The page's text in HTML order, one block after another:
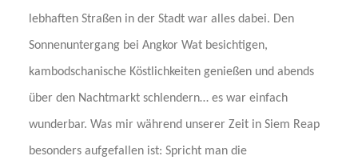
lebhaften Straßen in der Stadt war alles dabei. Den
Sonnenuntergang bei Angkor Wat besichtigen,
kambodschanische Köstlichkeiten genießen und abends
über den Nachtmarkt schlendern… es war einfach
wunderbar. Was mir während unserer Zeit in Siem Reap
besonders aufgefallen ist: Spricht man die